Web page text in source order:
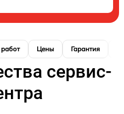
Цены Гарантия
сервис-